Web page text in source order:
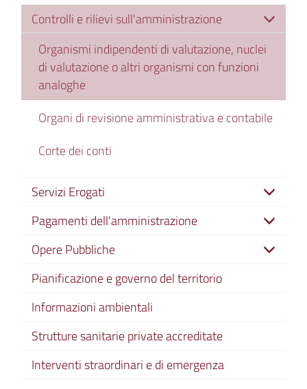
Controlli e rilievi sull'amministrazione
Organismi indipendenti di valutazione, nuclei
di valutazione o altri organismi con funzioni
analoghe
Organi di revisione amministrativa e contabile
Corte dei conti
Servizi Erogati
Pagamenti dell'amministrazione
Opere Pubbliche
Pianificazione e governo del territorio
Informazioni ambientali
Strutture sanitarie private accreditate
Interventi straordinari e di emergenza